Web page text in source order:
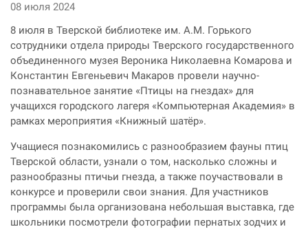
08 июля 2024
8 июля в Тверской библиотеке им. А.М. Горького
сотрудники отдела природы Тверского государственного
объединенного музея Вероника Николаевна Комарова и
Константин Евгеньевич Макаров провели научно-
познавательное занятие «Птицы на гнездах» для
учащихся городского лагеря «Компьютерная Академия» в
рамках мероприятия «Книжный шатёр».
Учащиеся познакомились с разнообразием фауны птиц
Тверской области, узнали о том, насколько сложны и
разнообразны птичьи гнезда, а также поучаствовали в
конкурсе и проверили свои знания. Для участников
программы была организована небольшая выставка, где
школьники посмотрели фотографии пернатых зодчих и